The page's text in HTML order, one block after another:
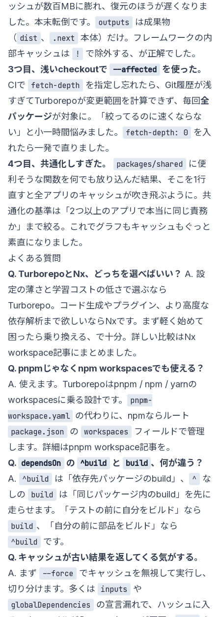
ッシュが数百MBに膨れ、復元のほうが遅くなりま
した。本末転倒です。
outputs
は成果物
（ dist 、 .next
本体）だけ。フレームワークの内
部キャッシュは
!
で除外する、が正解でした。
3つ目、浅いcheckoutで
--affected を使った。
CIで
fetch-depth
を指定し忘れたら、Git履歴が浅
すぎてTurborepoが変更範囲を計算できず、毎回全
パッケージが対象に。「絞ってるのに速くならな
い」と小一時間悩みました。
fetch-depth: 0
を入
れたら一発で直りました。
4つ目、共通化しすぎた。
packages/shared
に便
利そうな関数を何でも放り込んだ結果、そこを1行
直すと全アプリのキャッシュが吹き飛ぶように。共
通化の基準は「2つ以上のアプリで本当に同じ責務
か」まで絞る。これでグラフもキャッシュもぐっと
素直になりました。
よくある質問
Q. TurborepoとNx、どっちを選べばいい？ A. 設
定の薄さと学習コストの低さで選ぶなら
Turborepo。コード生成やプラグイン、より高度な
依存解析まで欲しいならNxです。まず軽く始めて
困ったら乗り換える、で十分。詳しい比較はNx
workspace記事にまとめました。
Q. pnpmじゃなくnpm workspacesでも使える？
A. 使えます。Turborepoはpnpm / npm / yarnの
workspacesに乗る設計です。
pnpm-
workspace.yaml の代わりに、npmならルート
package.json
の workspaces
フィールドで管理
します。詳細はpnpm workspace記事を。
Q. dependsOn の ^build と build 、何が違う？
A.
^build は「依存先パッケージのbuild」、 ^
な
しの
build
は「同じパッケージ内のbuild」を先に
走らせます。「テストの前に自分をビルド」なら
build 、「自分の前に部品をビルド」なら
^build
です。
Q. キャッシュが古い結果を返してくる気がする。
A. まず
--force
でキャッシュを無視して実行し、
切り分けます。多くは
inputs
や
globalDependencies
の宣言漏れで、ハッシュに入